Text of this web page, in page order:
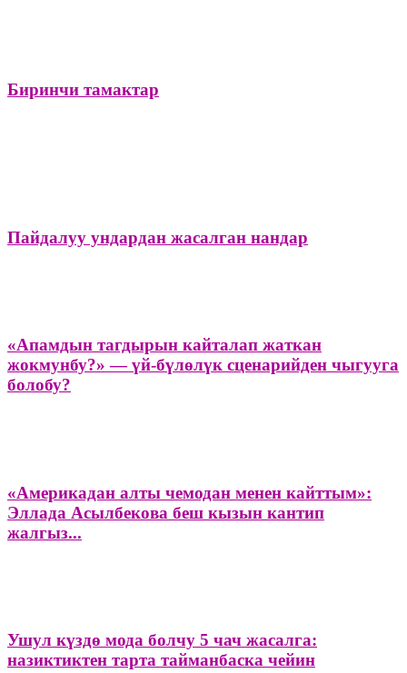
Биринчи тамактар
Пайдалуу ундардан жасалган нандар
«Апамдын тагдырын кайталап жаткан
жокмунбу?» — үй-бүлөлүк сценарийден чыгууга
болобу?
«Америкадан алты чемодан менен кайттым»:
Эллада Асылбекова беш кызын кантип
жалгыз...
Ушул күздө мода болчу 5 чач жасалга:
назиктиктен тарта тайманбаска чейин